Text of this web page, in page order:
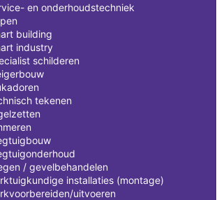
en onderhoudstechniek
building
industry
schilderen
tekenen
/ gevelbehandelen
installaties (montage)
uitvoeren